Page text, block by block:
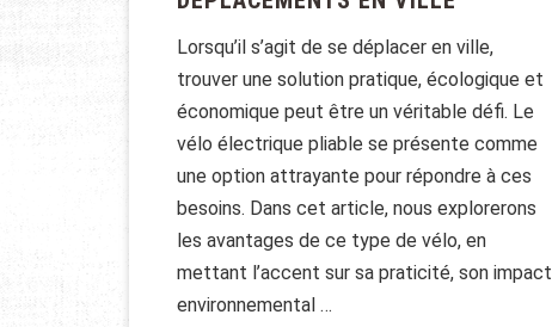
Lorsqu’il s’agit de se déplacer en ville,
trouver une solution pratique, écologique et
économique peut être un véritable défi. Le
vélo électrique pliable se présente comme
une option attrayante pour répondre à ces
besoins. Dans cet article, nous explorerons
les avantages de ce type de vélo, en
mettant l’accent sur sa praticité, son impact
environnemental …